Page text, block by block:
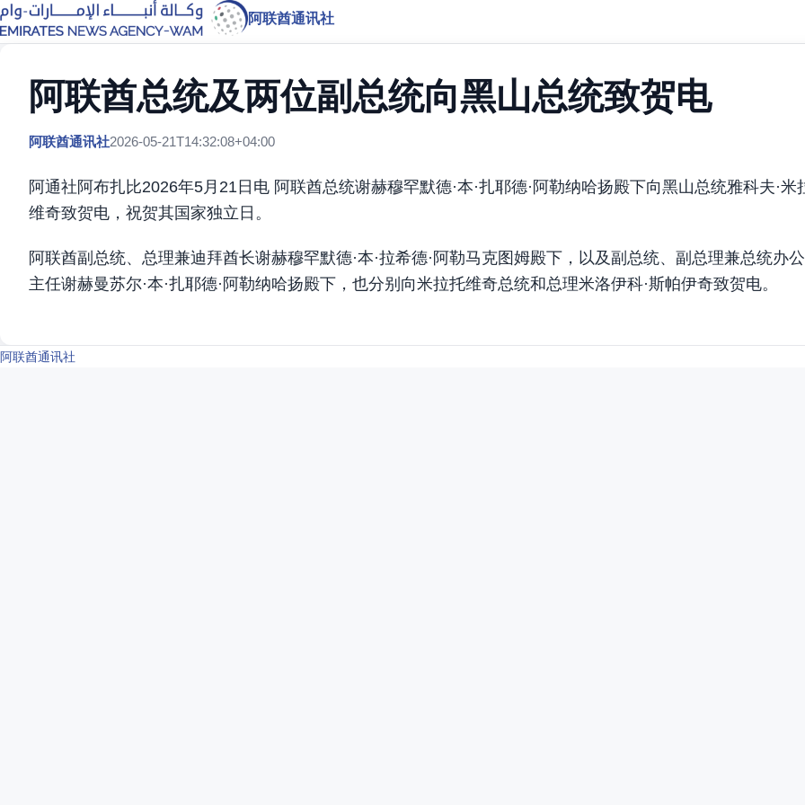
阿联酋通讯社
阿联酋总统及两位副总统向黑山总统致贺电
阿联酋通讯社2026-05-21T14:32:08+04:00
阿通社阿布扎比2026年5月21日电 阿联酋总统谢赫穆罕默德·本·扎耶德·阿勒纳哈扬殿下向黑山总统雅科夫·米
维奇致贺电，祝贺其国家独立日。
阿联酋副总统、总理兼迪拜酋长谢赫穆罕默德·本·拉希德·阿勒马克图姆殿下，以及副总统、副总理兼总统办
主任谢赫曼苏尔·本·扎耶德·阿勒纳哈扬殿下，也分别向米拉托维奇总统和总理米洛伊科·斯帕伊奇致贺电。
阿联酋通讯社